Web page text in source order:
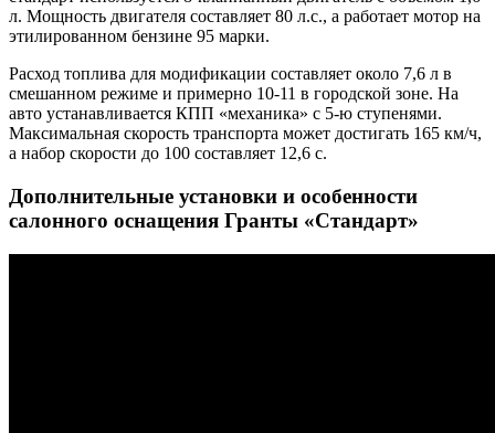
л. Мощность двигателя составляет 80 л.с., а работает мотор на
этилированном бензине 95 марки.
Расход топлива для модификации составляет около 7,6 л в
смешанном режиме и примерно 10-11 в городской зоне. На
авто устанавливается КПП «механика» с 5-ю ступенями.
Максимальная скорость транспорта может достигать 165 км/ч,
а набор скорости до 100 составляет 12,6 с.
Дополнительные установки и особенности
салонного оснащения Гранты «Стандарт»